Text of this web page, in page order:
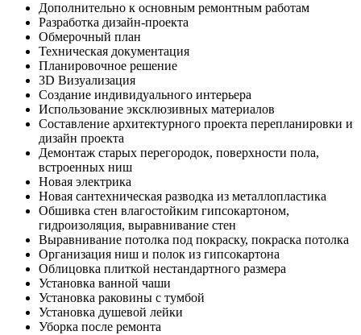
Дополнительно к основным ремонтным работам
Разработка дизайн-проекта
Обмерочный план
Техническая документация
Планировочное решение
3D Визуализация
Создание индивидуального интерьера
Использование эксклюзивных материалов
Составление архитектурного проекта перепланировки и
дизайн проекта
Демонтаж старых перегородок, поверхности пола,
встроенных ниш
Новая электрика
Новая сантехническая разводка из металлопластика
Обшивка стен влагостойким гипсокартоном,
гидроизоляция, выравнивание стен
Выравнивание потолка под покраску, покраска потолка
Организация ниш и полок из гипсокартона
Облицовка плиткой нестандартного размера
Установка ванной чаши
Установка раковины с тумбой
Установка душевой лейки
Уборка после ремонта